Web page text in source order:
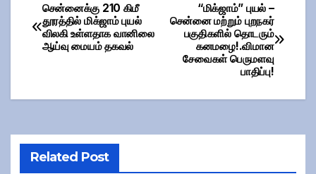
Post
navigation
“மிக்ஜாம்” புயல் –
சென்னை மற்றும் புறநகர்
பகுதிகளில் தொடரும்
கனமழை!.விமான
சேவைகள் பெருமளவு
பாதிப்பு!
சென்னைக்கு 210 கிமீ
தூரத்தில் மிக்ஜாம் புயல்
விலகி உள்ளதாக வானிலை
ஆய்வு மையம் தகவல்
Related Post